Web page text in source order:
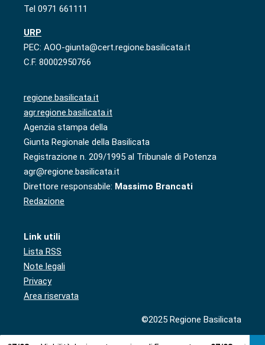
Tel 0971 661111
URP
PEC: AOO-giunta@cert.regione.basilicata.it
C.F. 80002950766
regione.basilicata.it
agr.regione.basilicata.it
Agenzia stampa della
Giunta Regionale della Basilicata
Registrazione n. 209/1995 al Tribunale di Potenza
agr@regione.basilicata.it
Direttore responsabile: Massimo Brancati
Redazione
Link utili
Lista RSS
Note legali
Privacy
Area riservata
©2025 Regione Basilicata